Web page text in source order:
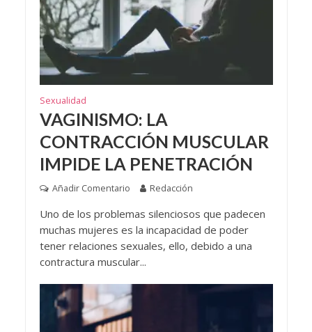
Sexualidad
VAGINISMO: LA
CONTRACCIÓN MUSCULAR
IMPIDE LA PENETRACIÓN
Añadir Comentario Redacción
Uno de los problemas silenciosos que padecen
muchas mujeres es la incapacidad de poder
tener relaciones sexuales, ello, debido a una
contractura muscular...